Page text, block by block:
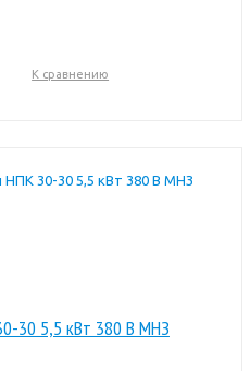
К сравнению
30 5,5 кВт 380 В МНЗ